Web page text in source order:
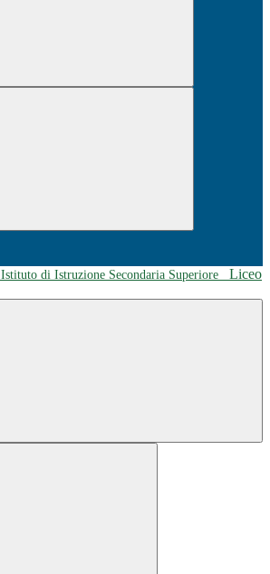
Istituto di Istruzione Secondaria Superiore
Liceo